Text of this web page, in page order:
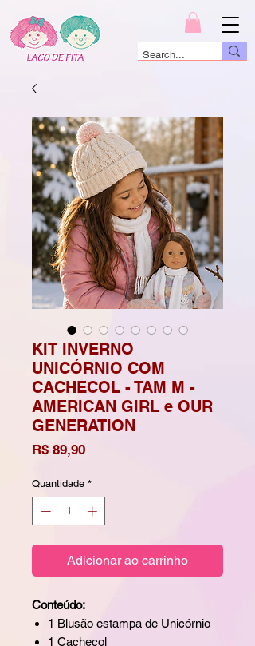
KIT INVERNO
UNICÓRNIO COM
CACHECOL - TAM M -
AMERICAN GIRL e OUR
GENERATION
R$ 89,90Preço
Quantidade *
Adicionar ao carrinho
Conteúdo:
1 Blusão estampa de Unicórnio
1 Cachecol